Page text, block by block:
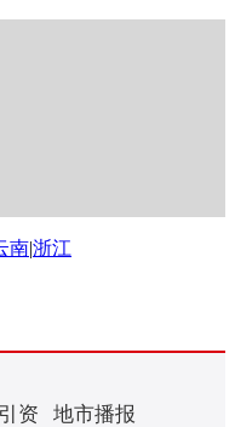
南|浙江
资 地市播报